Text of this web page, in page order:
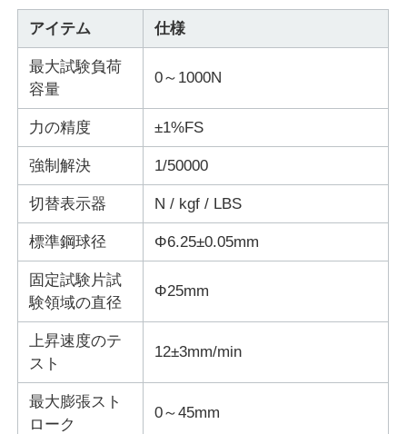
見積依頼
研究室試験装置
環境試験室
ユニバーサルテストマシン
衝撃試験機
摩耗の試験機
ゴム製試験装置
履物試験装置
アイテム 仕様
最大試験負荷
容量
0～1000N
力の精度 ±1%FS
強制解決 1/50000
切替表示器 N / kgf / LBS
標準鋼球径 Φ6.25±0.05mm
固定試験片試
験領域の直径
Φ25mm
上昇速度のテ
スト
12±3mm/min
最大膨張スト
ローク
0～45mm